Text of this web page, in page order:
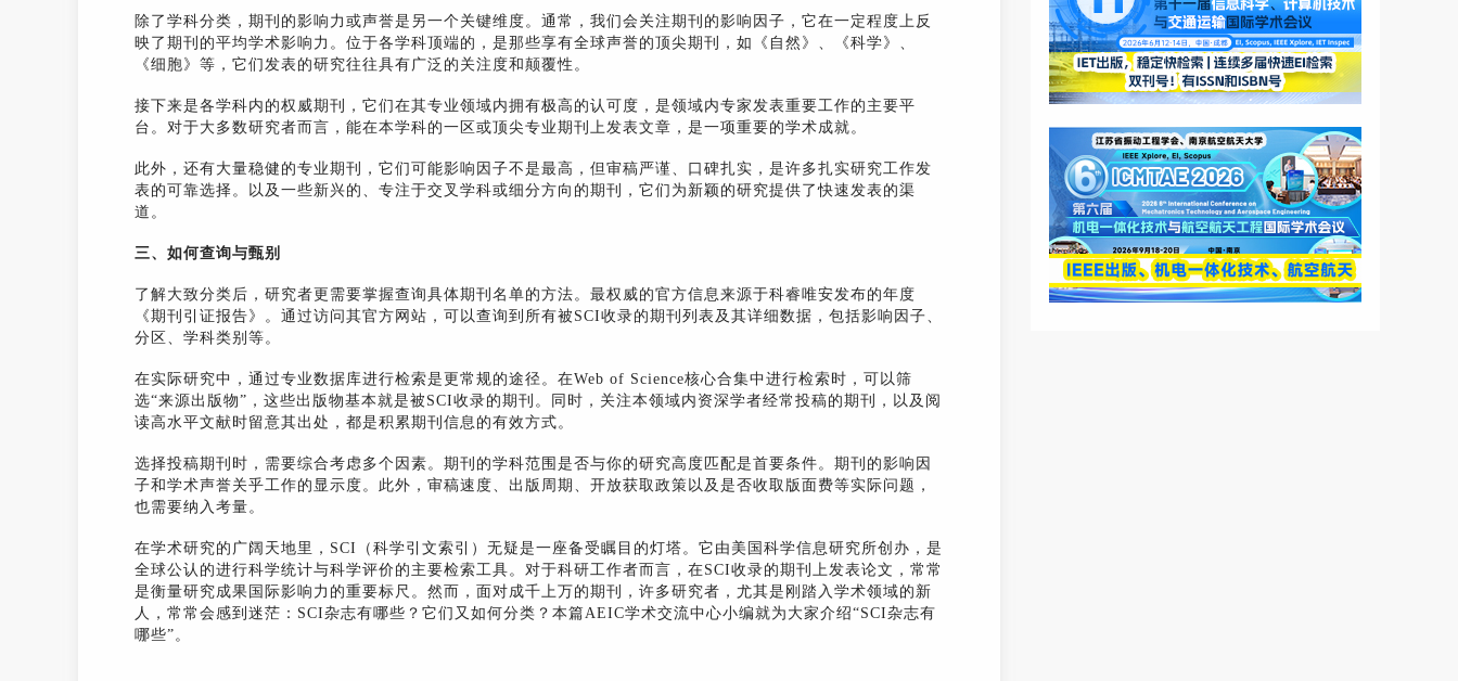
除了学科分类，期刊的影响力或声誉是另一个关键维度。通常，我们会关注期刊的影响因子，它在一定程度上反
映了期刊的平均学术影响力。位于各学科顶端的，是那些享有全球声誉的顶尖期刊，如《自然》、《科学》、
《细胞》等，它们发表的研究往往具有广泛的关注度和颠覆性。
接下来是各学科内的权威期刊，它们在其专业领域内拥有极高的认可度，是领域内专家发表重要工作的主要平
台。对于大多数研究者而言，能在本学科的一区或顶尖专业期刊上发表文章，是一项重要的学术成就。
此外，还有大量稳健的专业期刊，它们可能影响因子不是最高，但审稿严谨、口碑扎实，是许多扎实研究工作发
表的可靠选择。以及一些新兴的、专注于交叉学科或细分方向的期刊，它们为新颖的研究提供了快速发表的渠
道。
三、如何查询与甄别
了解大致分类后，研究者更需要掌握查询具体期刊名单的方法。最权威的官方信息来源于科睿唯安发布的年度
《期刊引证报告》。通过访问其官方网站，可以查询到所有被SCI收录的期刊列表及其详细数据，包括影响因子、
分区、学科类别等。
在实际研究中，通过专业数据库进行检索是更常规的途径。在Web of Science核心合集中进行检索时，可以筛
选“来源出版物”，这些出版物基本就是被SCI收录的期刊。同时，关注本领域内资深学者经常投稿的期刊，以及阅
读高水平文献时留意其出处，都是积累期刊信息的有效方式。
选择投稿期刊时，需要综合考虑多个因素。期刊的学科范围是否与你的研究高度匹配是首要条件。期刊的影响因
子和学术声誉关乎工作的显示度。此外，审稿速度、出版周期、开放获取政策以及是否收取版面费等实际问题，
也需要纳入考量。
在学术研究的广阔天地里，SCI（科学引文索引）无疑是一座备受瞩目的灯塔。它由美国科学信息研究所创办，是
全球公认的进行科学统计与科学评价的主要检索工具。对于科研工作者而言，在SCI收录的期刊上发表论文，常常
是衡量研究成果国际影响力的重要标尺。然而，面对成千上万的期刊，许多研究者，尤其是刚踏入学术领域的新
人，常常会感到迷茫：SCI杂志有哪些？它们又如何分类？本篇AEIC学术交流中心小编就为大家介绍“SCI杂志有
哪些”。